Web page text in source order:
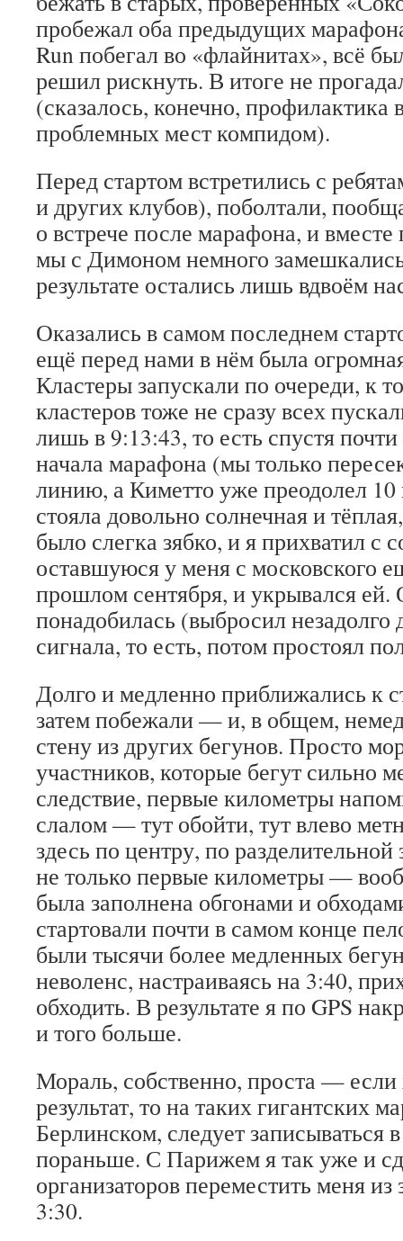
пробежал оба предыдущих
Run побегал во «флайнитах», всё
решил рискнуть. В итоге не
(сказалось, конечно, профилактика
проблемных мест компидом).
Перед стартом встретились с
и других клубов), поболтали,
о встрече после марафона, и
мы с Димоном немного
результате остались лишь вдвоём
Оказались в самом последнем
ещё перед нами в нём была
Кластеры запускали по очереди, к
кластеров тоже не сразу всех
лишь в 9:13:43, то есть спустя
начала марафона (мы только
линию, а Киметто уже преодолел 10
стояла довольно солнечная и
было слегка зябко, и я прихватил с
оставшуюся у меня с московского
прошлом сентября, и укрывался ей.
понадобилась (выбросил незадолго
сигнала, то есть, потом простоял
Долго и медленно приближались к
затем побежали — и, в общем,
стену из других бегунов. Просто
участников, которые бегут сильно
следствие, первые километры
слалом — тут обойти, тут влево
здесь по центру, по
не только первые километры —
была заполнена обгонами и
стартовали почти в самом конце
были тысячи более медленных
неволенс, настраиваясь на 3:40,
обходить. В результате я по GPS
и того больше.
Мораль, собственно, проста — если
результат, то на таких гигантских
Берлинском, следует записываться
пораньше. С Парижем я так уже и
организаторов переместить меня
3:30.